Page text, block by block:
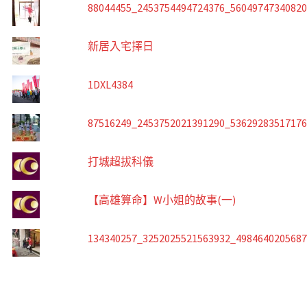
新居入宅擇日
1DXL4384
打城超拔科儀
【高雄算命】W小姐的故事(一)